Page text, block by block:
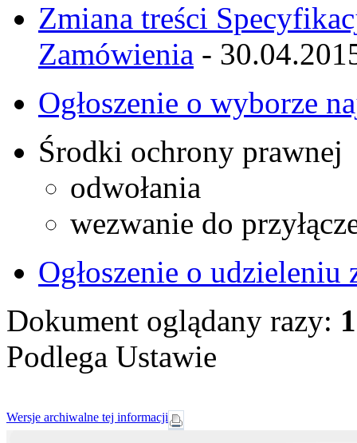
Zmiana treści
Zamówienia -
Ogłoszenie o wyborze
Środki ochrony prawnej
odwołania
wezwanie do
Ogłoszenie o udzieleniu
Dokument oglądany razy:
Podlega Ustawie
Wersje archiwalne tej informacji